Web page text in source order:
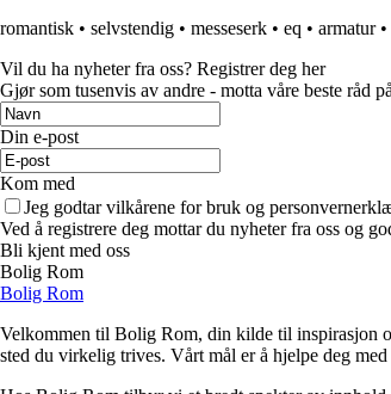
romantisk • selvstendig • messeserk • eq • armatur•
Vil du ha nyheter fra oss? Registrer deg her
Gjør som tusenvis av andre - motta våre beste råd
Din e-post
Kom med
Jeg godtar vilkårene for bruk og
Ved å registrere deg mottar du nyheter fra oss og
Bli kjent med oss
Bolig Rom
Bolig Rom
Velkommen til Bolig Rom, din kilde til inspirasjon
sted du virkelig trives. Vårt mål er å hjelpe deg